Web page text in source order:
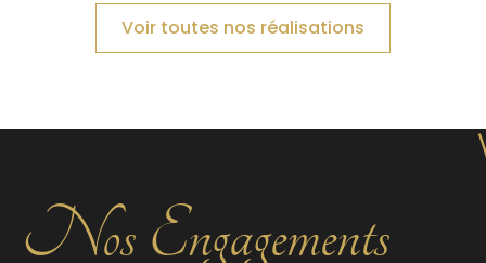
Voir toutes nos réalisations
Nos Engagements